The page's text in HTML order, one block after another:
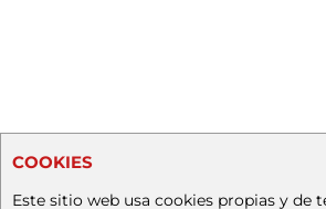
COOKIES
Este sitio web usa cookies propias y de